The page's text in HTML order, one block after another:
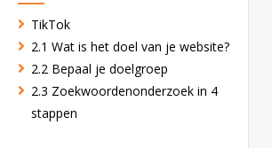
TikTok
2.1 Wat is het doel van je website?
2.2 Bepaal je doelgroep
2.3 Zoekwoordenonderzoek in 4
stappen